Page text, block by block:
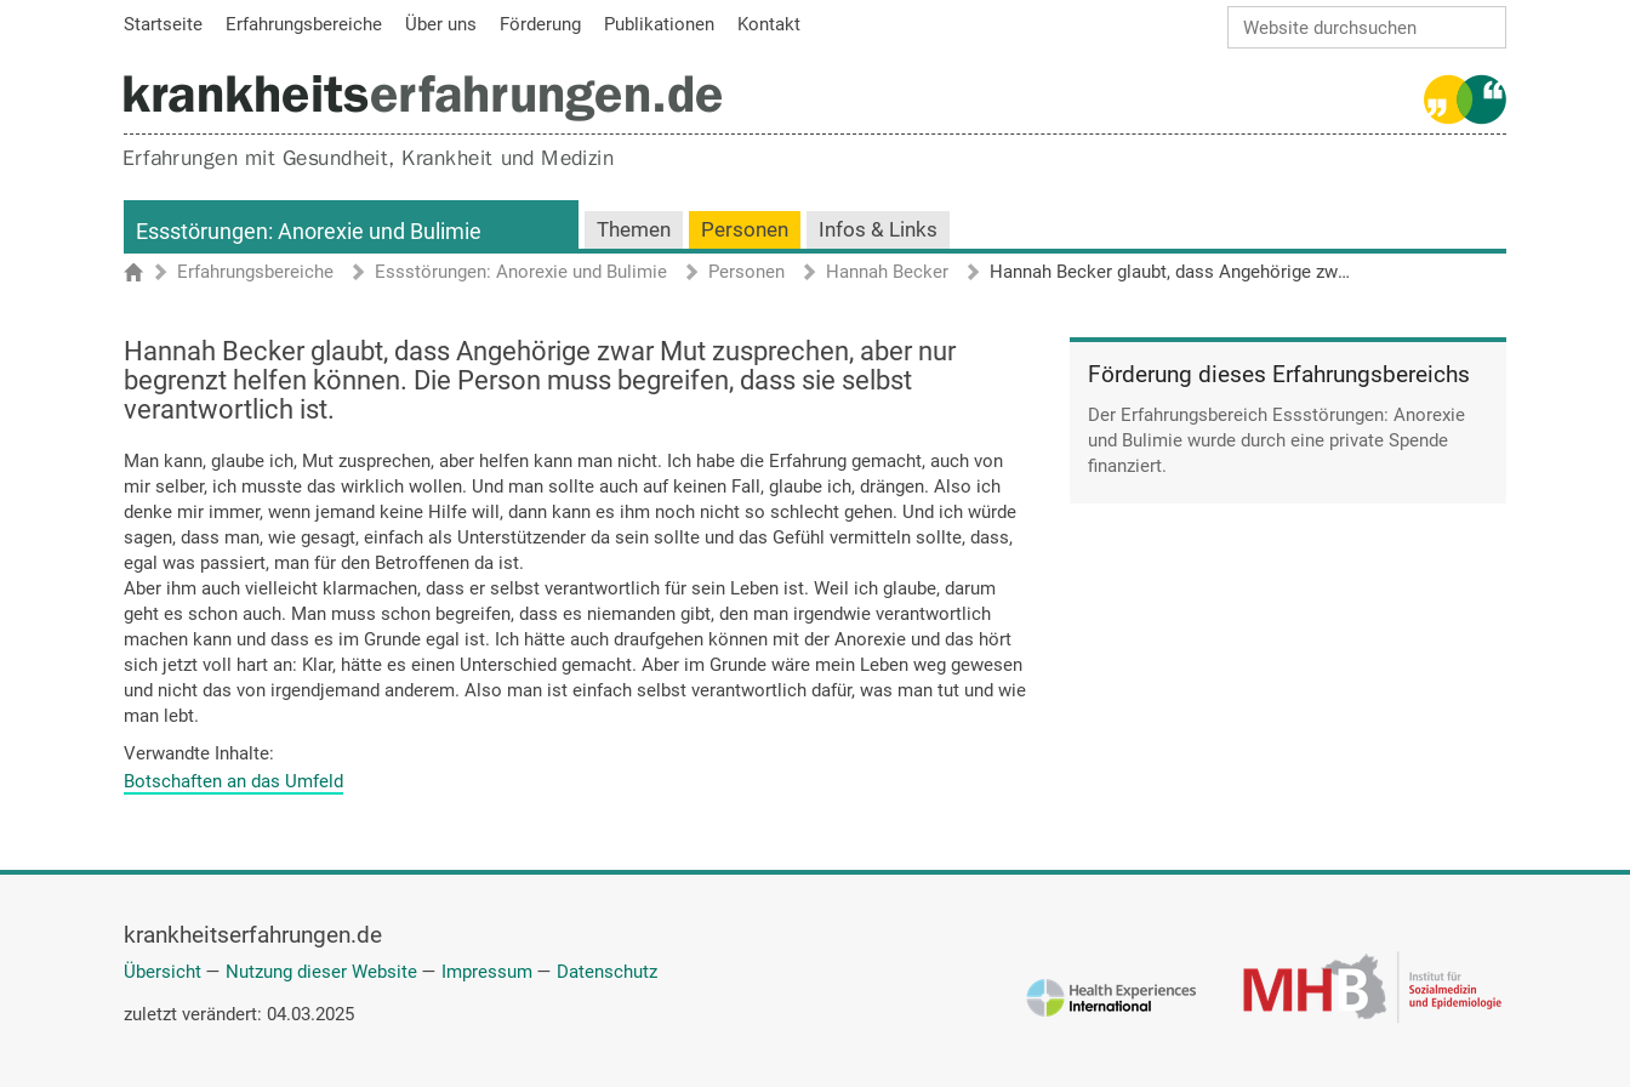
Erweiterte Suche…
Startseite Erfahrungsbereiche Über uns Förderung Publikationen Kontakt
Essstörungen: Anorexie und Bulimie Themen Personen Infos & Links
Sie sind hier
StartseiteErfahrungsbereiche Essstörungen: Anorexie und Bulimie Personen Hannah Becker Hannah Becker glaubt, dass Angehörige zwar Mut zusprechen, aber nur begrenzt helfen können. Die Person muss begreifen, dass sie selbst verantwortlich ist.
Hannah Becker glaubt, dass Angehörige zwar Mut zusprechen, aber nur
begrenzt helfen können. Die Person muss begreifen, dass sie selbst
verantwortlich ist.
Man kann, glaube ich, Mut zusprechen, aber helfen kann man nicht. Ich habe die Erfahrung gemacht, auch von
mir selber, ich musste das wirklich wollen. Und man sollte auch auf keinen Fall, glaube ich, drängen. Also ich
denke mir immer, wenn jemand keine Hilfe will, dann kann es ihm noch nicht so schlecht gehen. Und ich würde
sagen, dass man, wie gesagt, einfach als Unterstützender da sein sollte und das Gefühl vermitteln sollte, dass,
egal was passiert, man für den Betroffenen da ist.
Aber ihm auch vielleicht klarmachen, dass er selbst verantwortlich für sein Leben ist. Weil ich glaube, darum
geht es schon auch. Man muss schon begreifen, dass es niemanden gibt, den man irgendwie verantwortlich
machen kann und dass es im Grunde egal ist. Ich hätte auch draufgehen können mit der Anorexie und das hört
sich jetzt voll hart an: Klar, hätte es einen Unterschied gemacht. Aber im Grunde wäre mein Leben weg gewesen
und nicht das von irgendjemand anderem. Also man ist einfach selbst verantwortlich dafür, was man tut und wie
man lebt.
Verwandte Inhalte
Botschaften an das Umfeld
Förderung dieses Erfahrungsbereichs
Der Erfahrungsbereich Essstörungen: Anorexie
und Bulimie wurde durch eine private Spende
finanziert.
krankheitserfahrungen.de
Übersicht — Nutzung dieser Website — Impressum — Datenschutz
zuletzt verändert: 04.03.2025